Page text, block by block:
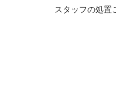
スタッフの処置